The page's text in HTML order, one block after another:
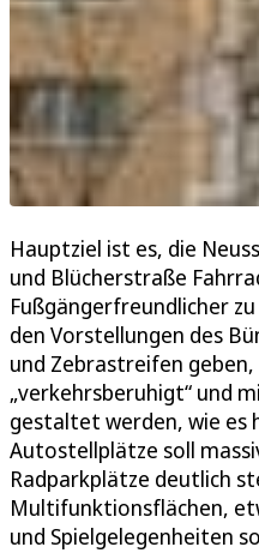
Hauptziel ist es, die
und Blücherstraße
Fußgängerfreundlicher
den Vorstellungen des
und Zebrastreifen
„verkehrsberuhigt“ und
gestaltet werden, wie es
Autostellplätze soll
Radparkplätze deutlich
Multifunktionsflächen,
und Spielgelegenheiten